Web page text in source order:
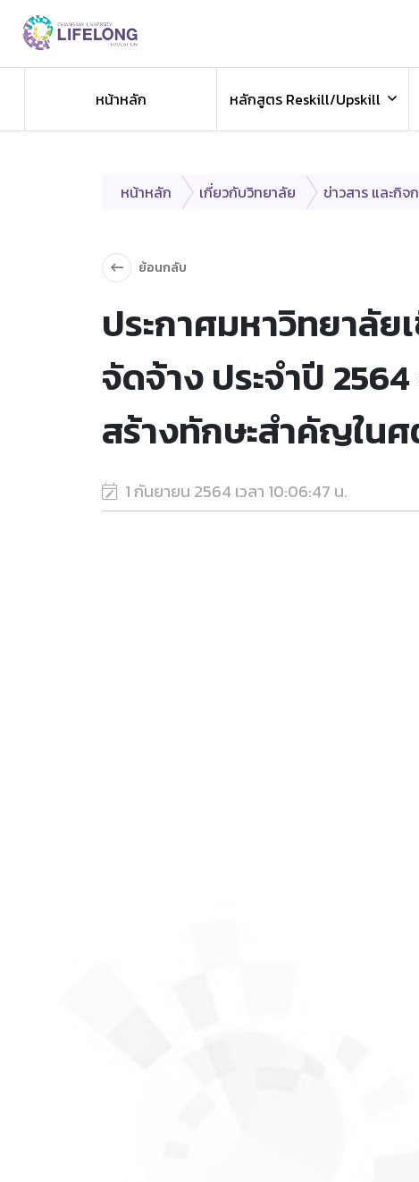
ข่าวประชาสัมพันธ์
ข่าวสารองค์กร ข่าวสารกิจกรรม
หน้าหลัก
หลักสูตร Reskill/Upskill
หน้าหลัก เกี่ยวกับวิทยาลัย ข่าวสาร และกิจ
ย้อนกลับ
ประกาศมหาวิทยาลัย
จัดจ้าง ประจำปี
สร้างทักษะสำคัญในศ
1 กันยายน 2564 เวลา 10:06:47 น.